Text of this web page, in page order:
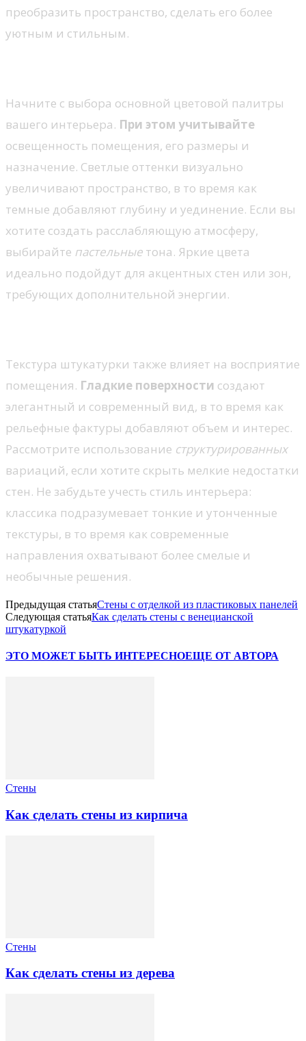
преобразить пространство, сделать его более
уютным и стильным.
Начните с выбора основной цветовой палитры
вашего интерьера. При этом учитывайте
освещенность помещения, его размеры и
назначение. Светлые оттенки визуально
увеличивают пространство, в то время как
темные добавляют глубину и уединение. Если вы
хотите создать расслабляющую атмосферу,
выбирайте пастельные тона. Яркие цвета
идеально подойдут для акцентных стен или зон,
требующих дополнительной энергии.
Текстура штукатурки также влияет на восприятие
помещения. Гладкие поверхности создают
элегантный и современный вид, в то время как
рельефные фактуры добавляют объем и интерес.
Рассмотрите использование структурированных
вариаций, если хотите скрыть мелкие недостатки
стен. Не забудьте учесть стиль интерьера:
классика подразумевает тонкие и утонченные
текстуры, в то время как современные
направления охватывают более смелые и
необычные решения.
Предыдущая статьяСтены с отделкой из пластиковых панелей
Следующая статьяКак сделать стены с венецианской
штукатуркой
ЭТО МОЖЕТ БЫТЬ ИНТЕРЕСНОЕЩЕ ОТ АВТОРА
Стены
Как сделать стены из кирпича
Стены
Как сделать стены из дерева